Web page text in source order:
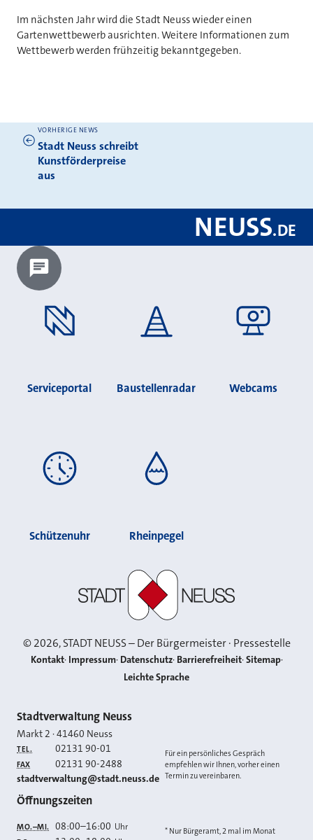
Im nächsten Jahr wird die Stadt Neuss wieder einen
Gartenwettbewerb ausrichten. Weitere Informationen zum
Wettbewerb werden frühzeitig bekanntgegeben.
Weitere News
VORHERIGE NEWS
Stadt Neuss schreibt
Kunstförderpreise
aus
NEUSS.DE
Chatbot laden?
Serviceportal Baustellenradar Webcams
Schützenuhr Rheinpegel
©2026, STADT NEUSS – Der Bürgermeister · Pressestelle
Kontakt Impressum Datenschutz Barrierefreiheit Sitemap
Leichte Sprache
Kontakt
Stadtverwaltung Neuss
Markt 2 ·41460 Neuss
TEL. 02131 90-01
FAX 02131 90-2488
E-MAIL
stadtverwaltung@stadt.neuss.de
Für ein persönliches Gespräch
empfehlen wir Ihnen, vorher einen
Termin zu vereinbaren.
Öffnungszeiten
MO.–MI. 08:00–16:00 Uhr * Nur Bürgeramt, 2 mal im Monat